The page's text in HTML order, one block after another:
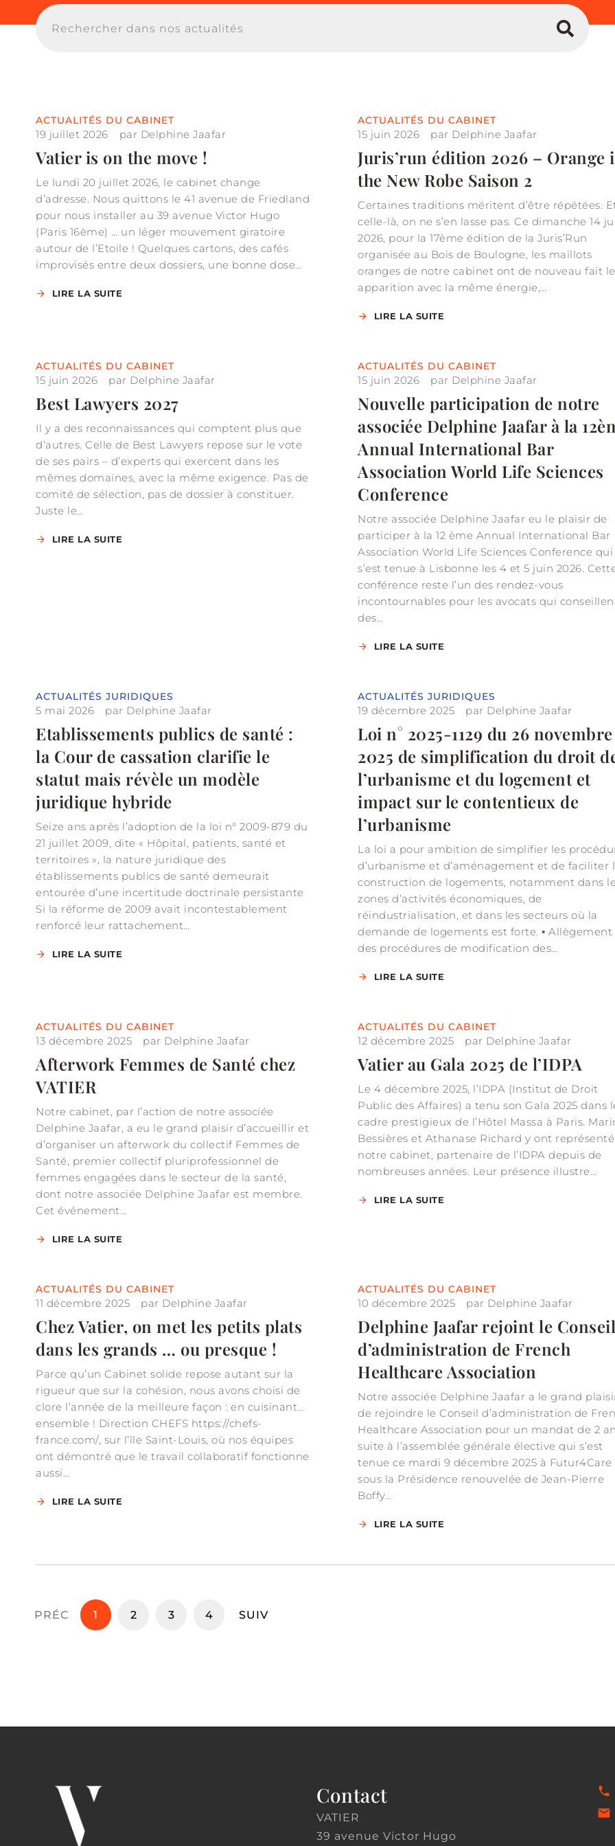
ACTUALITÉS DU CABINET
19 juillet 2026 par Delphine Jaafar
Vatier is on the move !
Le lundi 20 juillet 2026, le cabinet change
d’adresse. Nous quittons le 41 avenue de Friedland
pour nous installer au 39 avenue Victor Hugo
(Paris 16ème) … un léger mouvement giratoire
autour de l’Etoile ! Quelques cartons, des cafés
improvisés entre deux dossiers, une bonne dose…
LIRE LA SUITE
ACTUALITÉS DU CABINET
15 juin 2026 par Delphine Jaafar
Juris’run édition 2026 – Orange
the New Robe Saison 2
Certaines traditions méritent d’être répétées.
celle-là, on ne s’en lasse pas. Ce dimanche 14
2026, pour la 17ème édition de la Juris’Run
organisée au Bois de Boulogne, les maillots
oranges de notre cabinet ont de nouveau fait
apparition avec la même énergie,…
LIRE LA SUITE
ACTUALITÉS DU CABINET
15 juin 2026 par Delphine Jaafar
Best Lawyers 2027
Il y a des reconnaissances qui comptent plus que
d’autres. Celle de Best Lawyers repose sur le vote
de ses pairs – d’experts qui exercent dans les
mêmes domaines, avec la même exigence. Pas de
comité de sélection, pas de dossier à constituer.
Juste le…
LIRE LA SUITE
ACTUALITÉS DU CABINET
15 juin 2026 par Delphine Jaafar
Nouvelle participation de notre
associée Delphine Jaafar à la
Annual International Bar
Association World Life Sciences
Conference
Notre associée Delphine Jaafar eu le plaisir de
participer à la 12 ème Annual International Bar
Association World Life Sciences Conference qui
s’est tenue à Lisbonne les 4 et 5 juin 2026.
conférence reste l’un des rendez-vous
incontournables pour les avocats qui
des…
LIRE LA SUITE
ACTUALITÉS JURIDIQUES
5 mai 2026 par Delphine Jaafar
Etablissements publics de santé :
la Cour de cassation clarifie le
statut mais révèle un modèle
juridique hybride
Seize ans après l’adoption de la loi n° 2009-879 du
21 juillet 2009, dite « Hôpital, patients, santé et
territoires », la nature juridique des
établissements publics de santé demeurait
entourée d’une incertitude doctrinale persistante
Si la réforme de 2009 avait incontestablement
renforcé leur rattachement…
LIRE LA SUITE
ACTUALITÉS JURIDIQUES
19 décembre 2025 par Delphine Jaafar
Loi n° 2025-1129 du 26 novembre
2025 de simplification du droit
l’urbanisme et du logement et
impact sur le contentieux de
l’urbanisme
La loi a pour ambition de simplifier les
d’urbanisme et d’aménagement et de faciliter
construction de logements, notamment dans
zones d’activités économiques, de
réindustrialisation, et dans les secteurs où la
demande de logements est forte. ▪ Allègement
des procédures de modification des…
LIRE LA SUITE
ACTUALITÉS DU CABINET
13 décembre 2025 par Delphine Jaafar
Afterwork Femmes de Santé chez
VATIER
Notre cabinet, par l’action de notre associée
Delphine Jaafar, a eu le grand plaisir d’accueillir et
d’organiser un afterwork du collectif Femmes de
Santé, premier collectif pluriprofessionnel de
femmes engagées dans le secteur de la santé,
dont notre associée Delphine Jaafar est membre.
Cet événement…
LIRE LA SUITE
ACTUALITÉS DU CABINET
12 décembre 2025 par Delphine Jaafar
Vatier au Gala 2025 de l’IDPA
Le 4 décembre 2025, l’IDPA (Institut de Droit
Public des Affaires) a tenu son Gala 2025 dans
cadre prestigieux de l’Hôtel Massa à Paris.
Bessières et Athanase Richard y ont représenté
notre cabinet, partenaire de l’IDPA depuis de
nombreuses années. Leur présence illustre…
LIRE LA SUITE
ACTUALITÉS DU CABINET
11 décembre 2025 par Delphine Jaafar
Chez Vatier, on met les petits plats
dans les grands … ou presque !
Parce qu’un Cabinet solide repose autant sur la
rigueur que sur la cohésion, nous avons choisi de
clore l’année de la meilleure façon : en cuisinant…
ensemble ! Direction CHEFS https://chefs-
france.com/, sur l’île Saint-Louis, où nos équipes
ont démontré que le travail collaboratif fonctionne
aussi…
LIRE LA SUITE
ACTUALITÉS DU CABINET
10 décembre 2025 par Delphine Jaafar
Delphine Jaafar rejoint le Conseil
d’administration de French
Healthcare Association
Notre associée Delphine Jaafar a le grand
de rejoindre le Conseil d’administration de
Healthcare Association pour un mandat de 2
suite à l’assemblée générale élective qui s’est
tenue ce mardi 9 décembre 2025 à Futur4Care
sous la Présidence renouvelée de Jean-Pierre
Boffy…
LIRE LA SUITE
PRÉC 1 2 3 4 SUIV
Contact
VATIER
39 avenue Victor Hugo